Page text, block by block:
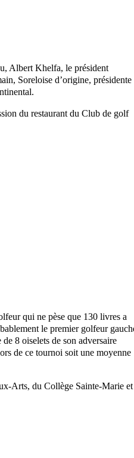
Albert Khelfa, le président
Soreloise d’origine, présidente
du restaurant du Club de golf
qui ne pèse que 130 livres a
le premier golfeur
8 oiselets de son adversaire
de ce tournoi soit une moyenne
Arts, du Collège Sainte-Marie et